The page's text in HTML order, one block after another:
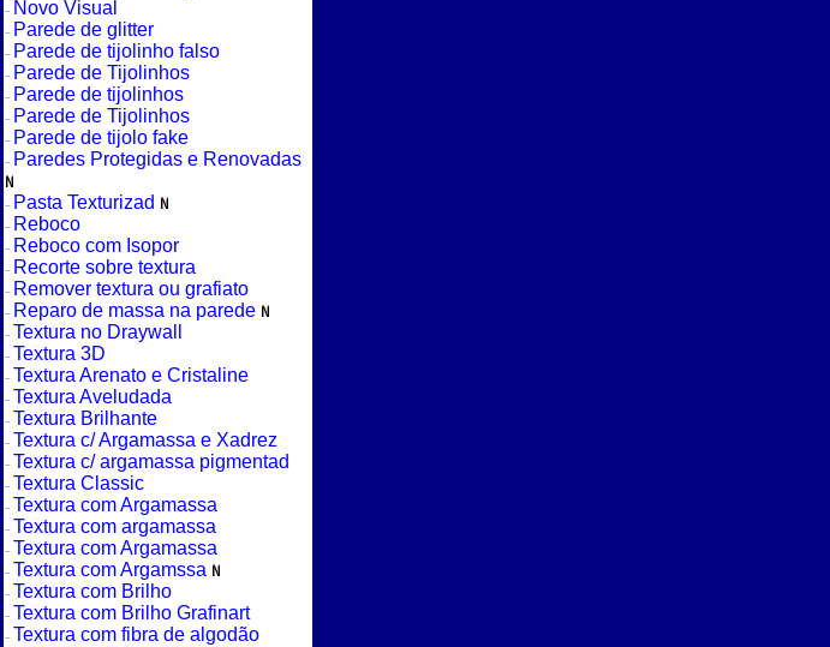
Novo Visual
Parede de glitter
Parede de tijolinho falso
Parede de Tijolinhos
Parede de tijolinhos
Parede de Tijolinhos
Parede de tijolo fake
Paredes Protegidas e Renovadas
Pasta Texturizad
Reboco
Reboco com Isopor
Recorte sobre textura
Remover textura ou grafiato
Reparo de massa na parede
Textura no Draywall
Textura 3D
Textura Arenato e Cristaline
Textura Aveludada
Textura Brilhante
Textura c/ Argamassa e Xadrez
Textura c/ argamassa pigmentad
Textura Classic
Textura com Argamassa
Textura com argamassa
Textura com Argamassa
Textura com Argamssa
Textura com Brilho
Textura com Brilho Grafinart
Textura com fibra de algodão